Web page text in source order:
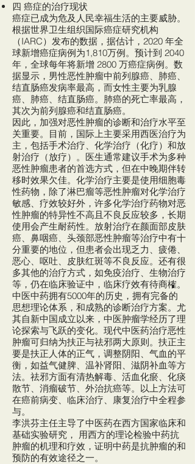
四 癌症的治疗现状
癌症已成为危及人民幸福生活的主要威胁。
根据世界卫生组织国际癌症研究机构
（IARC）发布的数据，据估计，2020 年全
球新增癌症病例为1,810万例。预计到 2040
年，全球每年将新增 2800 万癌症病例。数
据显示，男性恶性肿瘤中前列腺癌、肺癌、
结直肠癌发病率最高，而女性主要为乳腺
癌、肺癌、结直肠癌。肺癌的死亡率最高，
其次为前列腺癌和结直肠癌。
因此，加强对恶性肿瘤的诊断和治疗水平至
关重要。目前，国际上主要采用西医治疗为
主，包括手术治疗、化学治疗（化疗）和放
射治疗（放疗）。医生通常建议手术为多种
恶性肿瘤患者的首选方式，但在中晚期伴转
移时效果欠佳。化学治疗主要是使用细胞毒
性药物，除了淋巴瘤等恶性肿瘤对化学治疗
敏感、疗效较好外，许多化学治疗药物对恶
性肿瘤的特异性不高且不良反应较多，长期
使用会产生耐药性。放射治疗在颜面部皮肤
癌、鼻咽癌、头颈部恶性肿瘤等治疗中有十
分重要的地位，但患者会出现乏力、疲倦、
恶心、呕吐、皮肤红斑等不良反应。还有很
多其他的治疗方式，如免疫治疗、生物治疗
等，仍在临床验证中，临床疗效有待商榷。
中医中药拥有5000年的历史，拥有完备的
思想理论体系，和成熟的诊断治疗方案。尤
其自新中国成立以来，中医肿瘤学经历了理
论探索与飞跃的变化。现代中医药治疗恶性
肿瘤可归纳为扶正与祛邪两大原则。扶正主
要是扶正人体的正气，调整阴阳、气血的平
衡，如益气健脾、温补肾阳、滋阴补血等方
法。祛邪方面有清热解毒、活血化瘀、化痰
散节、消瘤破节、外治抗癌等。以上方法可
在癌前病变、临床治疗、康复治疗中全程参
与。
李洪芬主任主导了中医药在西方国家临床和
基础实验研究， 用西方的理论检验中药抗
肿瘤的机理和疗效，证明中药是抗肿瘤的和
预防的有效途径之一。